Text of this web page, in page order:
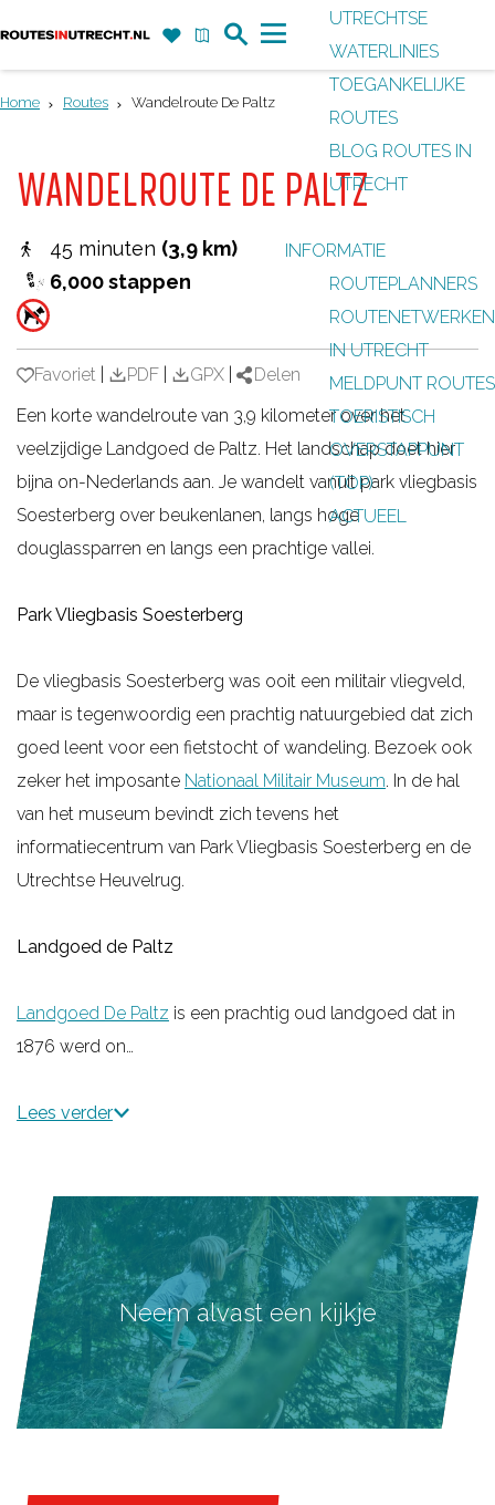
F
a
v
i
a
a
o
e
M
e
UTRECHTSE
WATERLINIES
TOEGANKELIJKE
ROUTES
BLOG ROUTES IN
UTRECHT
INFORMATIE
ROUTEPLANNERS
ROUTENETWERKEN
IN UTRECHT
MELDPUNT ROUTES
TOERISTISCH
OVERSTAPPUNT
(TOP)
ACTUEEL
Home Routes Wandelroute De Paltz
WANDELROUTE DE PALTZ
45 minuten (3,9 km)
6,000 stappen
Favoriet
Favoriet PDF GPX
Delen
Een korte wandelroute van 3,9 kilometer over het
veelzijdige Landgoed de Paltz. Het landschap doet hier
bijna on-Nederlands aan. Je wandelt vanuit park vliegbasis
Soesterberg over beukenlanen, langs hoge
douglassparren en langs een prachtige vallei.
Park Vliegbasis Soesterberg
De vliegbasis Soesterberg was ooit een militair vliegveld,
maar is tegenwoordig een prachtig natuurgebied dat zich
goed leent voor een fietstocht of wandeling. Bezoek ook
zeker het imposante Nationaal Militair Museum. In de hal
van het museum bevindt zich tevens het
informatiecentrum van Park Vliegbasis Soesterberg en de
Utrechtse Heuvelrug.
Landgoed de Paltz
Landgoed De Paltz is een prachtig oud landgoed dat in
1876 werd on…
Lees verder
Neem alvast een kijkje